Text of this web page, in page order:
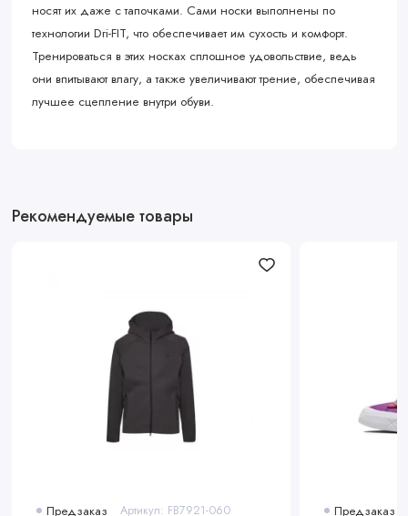
носят их даже с тапочками. Сами носки выполнены по
технологии Dri-FIT, что обеспечивает им сухость и комфорт.
Тренироваться в этих носках сплошное удовольствие, ведь
они впитывают влагу, а также увеличивают трение, обеспечивая
лучшее сцепление внутри обуви.
Рекомендуемые товары
Предзаказ Артикул: FB7921-060 Предзаказ